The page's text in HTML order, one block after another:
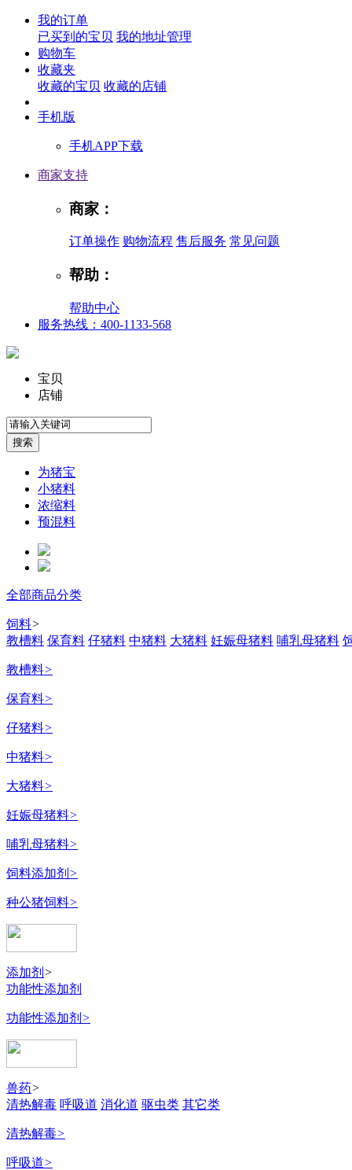
我的订单
已买到的宝贝 我的地址管理
购物车
收藏夹
收藏的宝贝 收藏的店铺
手机版
手机APP下载
商家支持
商家：
订单操作 购物流程 售后服务 常见问题
帮助：
帮助中心
服务热线：400-1133-568
宝贝
店铺
为猪宝
小猪料
浓缩料
预混料
全部商品分类
饲料>
教槽料 保育料 仔猪料 中猪料 大猪料 妊娠母猪料 哺乳母猪料
教槽料>
保育料>
仔猪料>
中猪料>
大猪料>
妊娠母猪料>
哺乳母猪料>
饲料添加剂 >
种公猪饲料>
添加剂 >
功能性添加剂
功能性添加剂 >
兽药>
清热解毒 呼吸道 消化道 驱虫类 其它类
清热解毒>
呼吸道>